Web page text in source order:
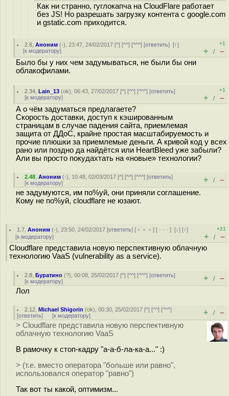
Как ни странно, гуглокапча на CloudFlare работает
без JS! Но разрешать загрузку контента с google.com
и gstatic.com приходится.
2.6 ,Аноним (-), 23:47, 24/02/2017 [^] [^^] [^^^] [ответить][↑]
[к модератору]
+1
+ / –
Было бы у них чем задумываться, не были бы они
облакофилами.
2.34 ,Lain_13 (ok), 06:43, 27/02/2017 [^] [^^] [^^^] [ответить]
[к модератору]
+1
+ / –
А о чём задуматься предлагаете?
Скорость доставки, доступ к кэшированным
страницам в случае падения сайта, приемлемая
защита от ДДоС, крайне простая масштабируемость и
прочие плюшки за приемлемые деньги. А кривой код у всех
рано или поздно да найдётся или HeartBleed уже забыли?
Али вы просто покудахтать на «новые» технологии?
2.48 ,Аноним (-), 10:48, 02/03/2017 [^] [^^] [^^^] [ответить]
[к модератору] + / –
не задумуются, им по%уй, они приняли соглашение.
Кому не по%уй, cloudflare не юзают.
1.7 ,Аноним (-), 23:50, 24/02/2017 [ответить] [ ﹢﹢﹢] [ · · ·][↓] [↑]
[к модератору]
+21
+ / –
Cloudflare представила новую перспективную облачную
технологию VaaS (vulnerability as a service).
2.8 ,Буратино (?), 00:08, 25/02/2017 [^] [^^] [^^^] [ответить]
[к модератору] + / –
Лол
2.12 ,Michael Shigorin (ok), 00:30, 25/02/2017 [^] [^^] [^^^]
[ответить] [к модератору] + / –
> Cloudflare представила новую перспективную
облачную технологию VaaS
В рамочку к стоп-кадру "а-а-б-ла-ка-а..." :)
> (т.е. вместо оператора "больше или равно",
использовался оператор "равно")
Так вот ты какой, оптимизм...